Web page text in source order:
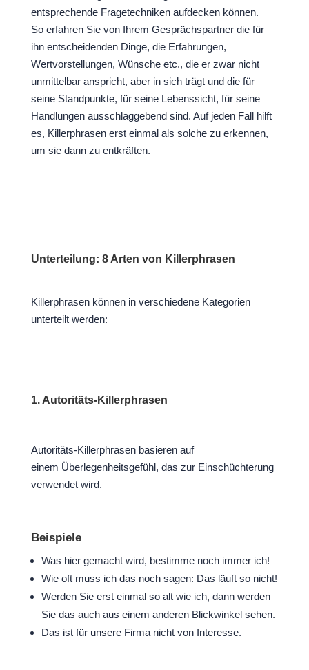
entsprechende Fragetechniken aufdecken können.
So erfahren Sie von Ihrem Gesprächspartner die für
ihn entscheidenden Dinge, die Erfahrungen,
Wertvorstellungen, Wünsche etc., die er zwar nicht
unmittelbar anspricht, aber in sich trägt und die für
seine Standpunkte, für seine Lebenssicht, für seine
Handlungen ausschlaggebend sind. Auf jeden Fall hilft
es, Killerphrasen erst einmal als solche zu erkennen,
um sie dann zu entkräften.
Unterteilung: 8 Arten von Killerphrasen
Killerphrasen können in verschiedene Kategorien
unterteilt werden:
1. Autoritäts-Killerphrasen
Autoritäts-Killerphrasen basieren auf
einem Überlegenheitsgefühl, das zur Einschüchterung
verwendet wird.
Beispiele
Was hier gemacht wird, bestimme noch immer ich!
Wie oft muss ich das noch sagen: Das läuft so nicht!
Werden Sie erst einmal so alt wie ich, dann werden
Sie das auch aus einem anderen Blickwinkel sehen.
Das ist für unsere Firma nicht von Interesse.